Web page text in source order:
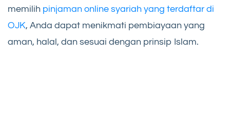
memilih pinjaman online syariah yang terdaftar di
OJK, Anda dapat menikmati pembiayaan yang
aman, halal, dan sesuai dengan prinsip Islam.